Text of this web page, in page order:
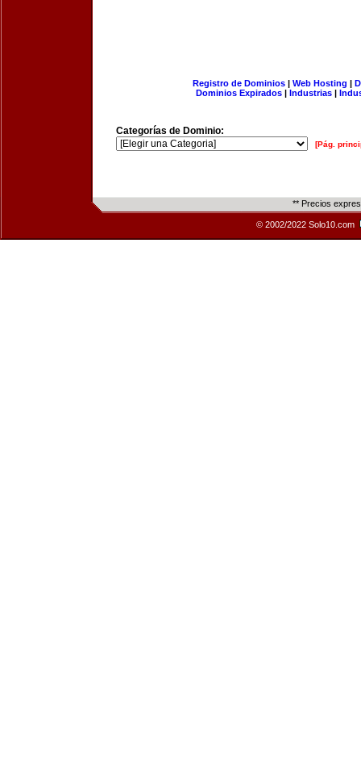
Registro de Dominios| Web Hosting |
Dominios Expirados | Industrias |
Categorías de Dominio:
[Pág.
** Precios
© 2002/2022 Solo10.com